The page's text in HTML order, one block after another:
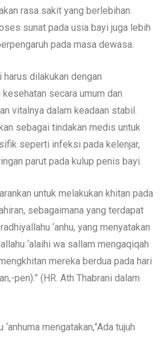
rasa sakit yang berlebihan.
sunat pada usia bayi juga lebih
pada masa dewasa.
harus dilakukan dengan
secara umum dan
vitalnya dalam keadaan stabil.
sebagai tindakan medis untuk
seperti infeksi pada kelenjar,
parut pada kulup penis bayi.
untuk melakukan khitan pada
sebagaimana yang terdapat
‘anhu, yang menyatakan
‘alaihi wa sallam mengaqiqah
mereka berdua pada hari
pen).” (HR. Ath Thabrani dalam
mengatakan,”Ada tujuh